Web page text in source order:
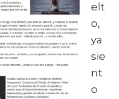
elt
o,
ya
sie
nt
o